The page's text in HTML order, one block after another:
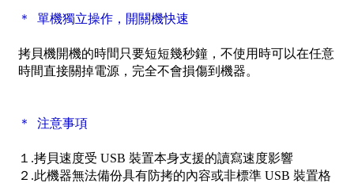
＊ 單機獨立操作，開關機快速
拷貝機開機的時間只要短短幾秒鐘，不使用時可以在任意
時間直接關掉電源，完全不會損傷到機器。
＊ 注意事項
１.拷貝速度受 USB 裝置本身支援的讀寫速度影響
２.此機器無法備份具有防拷的內容或非標準 USB 裝置格